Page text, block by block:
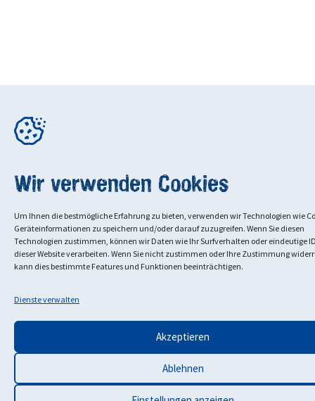
Wir verwenden Cookies
Um Ihnen die bestmögliche Erfahrung zu bieten, verwenden wir Technologien wie
Geräteinformationen zu speichern und/oder darauf zuzugreifen. Wenn Sie diesen
Technologien zustimmen, können wir Daten wie Ihr Surfverhalten oder eindeutige
dieser Website verarbeiten. Wenn Sie nicht zustimmen oder Ihre Zustimmung
kann dies bestimmte Features und Funktionen beeinträchtigen.
Dienste verwalten
Akzeptieren
Ablehnen